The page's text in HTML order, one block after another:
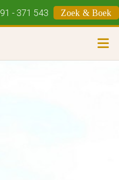
- 371 543 Zoek & Boek